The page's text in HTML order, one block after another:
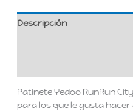
Descripción
Patinete Yedoo RunRun
para los que le gusta